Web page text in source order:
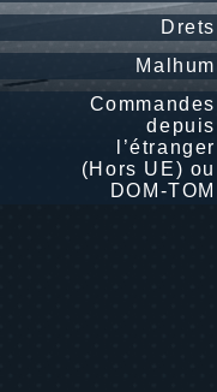
Drets
Malhum
Commandes
depuis
l’étranger
(Hors UE) ou
DOM-TOM